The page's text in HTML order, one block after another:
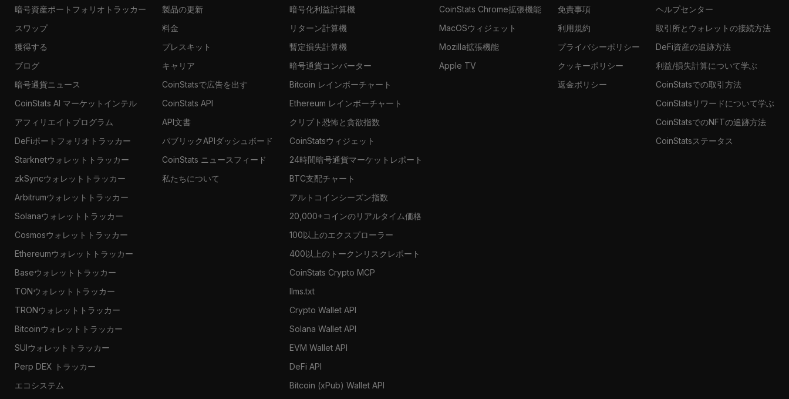
暗号資産ポートフォリオトラッカー
スワップ
獲得する
ブログ
暗号通貨ニュース
CoinStats AI マーケットインテル
アフィリエイトプログラム
DeFiポートフォリオトラッカー
Starknetウォレットトラッカー
zkSyncウォレットトラッカー
Arbitrumウォレットトラッカー
Solanaウォレットトラッカー
Cosmosウォレットトラッカー
Ethereumウォレットトラッカー
Baseウォレットトラッカー
TONウォレットトラッカー
TRONウォレットトラッカー
Bitcoinウォレットトラッカー
SUIウォレットトラッカー
Perp DEX トラッカー
エコシステム
製品の更新
料金
プレスキット
キャリア
CoinStatsで広告を出す
CoinStats API
API文書
パブリックAPIダッシュボード
CoinStats ニュースフィード
私たちについて
暗号化利益計算機
リターン計算機
暫定損失計算機
暗号通貨コンバーター
Bitcoin レインボーチャート
Ethereum レインボーチャート
クリプト恐怖と貪欲指数
CoinStatsウィジェット
24時間暗号通貨マーケットレポート
BTC支配チャート
アルトコインシーズン指数
20,000+コインのリアルタイム価格
100以上のエクスプローラー
400以上のトークンリスクレポート
CoinStats Crypto MCP
llms.txt
Crypto Wallet API
Solana Wallet API
EVM Wallet API
DeFi API
Bitcoin (xPub) Wallet API
CoinStats Chrome拡張機能
MacOSウィジェット
Mozilla拡張機能
Apple TV
免責事項
利用規約
プライバシーポリシー
クッキーポリシー
返金ポリシー
ヘルプセンター
取引所とウォレットの接続方法
DeFi資産の追跡方法
利益/損失計算について学ぶ
CoinStatsでの取引方法
CoinStatsリワードについて学ぶ
CoinStatsでのNFTの追跡方法
CoinStatsステータス